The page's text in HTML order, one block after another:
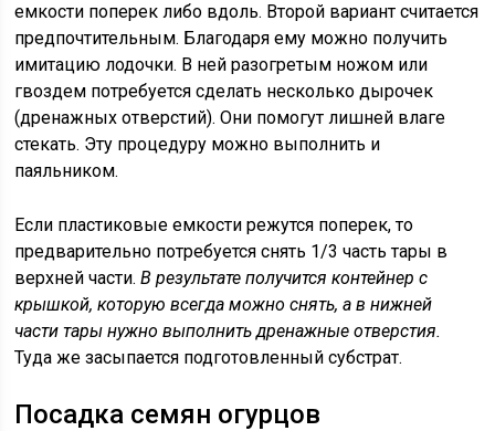
емкости поперек либо вдоль. Второй вариант считается
предпочтительным. Благодаря ему можно получить
имитацию лодочки. В ней разогретым ножом или
гвоздем потребуется сделать несколько дырочек
(дренажных отверстий). Они помогут лишней влаге
стекать. Эту процедуру можно выполнить и
паяльником.
Если пластиковые емкости режутся поперек, то
предварительно потребуется снять 1/3 часть тары в
верхней части.В результате получится контейнер с
крышкой, которую всегда можно снять, а в нижней
части тары нужно выполнить дренажные отверстия.
Туда же засыпается подготовленный субстрат.
Посадка семян огурцов